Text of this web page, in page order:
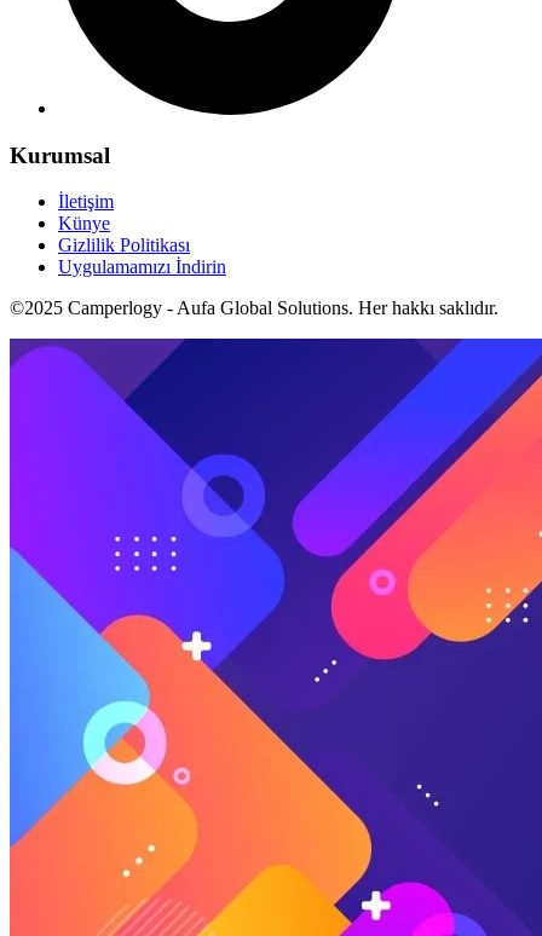
Kurumsal
İletişim
Künye
Gizlilik Politikası
Uygulamamızı İndirin
©2025 Camperlogy - Aufa Global Solutions. Her hakkı saklıdır.